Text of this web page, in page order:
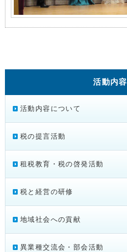
活動内容
活動内容について
税の提言活動
租税教育・税の啓発活動
税と経営の研修
地域社会への貢献
異業種交流会・部会活動